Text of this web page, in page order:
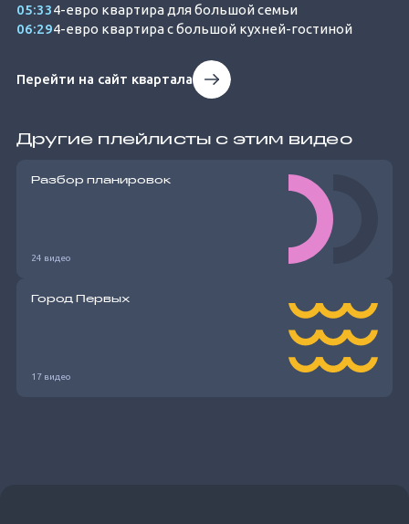
05:334-евро квартира для большой семьи
06:294-евро квартира с большой кухней-гостиной
Перейти на сайт квартала
Другие плейлисты с этим видео
Разбор планировок
24 видео
Город Первых
17 видео